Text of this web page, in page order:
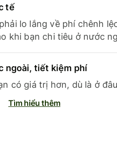
tế
lo lắng về phí chênh
khi bạn chi tiêu ở nước
ngoài, tiết kiệm phí
có giá trị hơn, dù là ở
Tìm hiểu thêm